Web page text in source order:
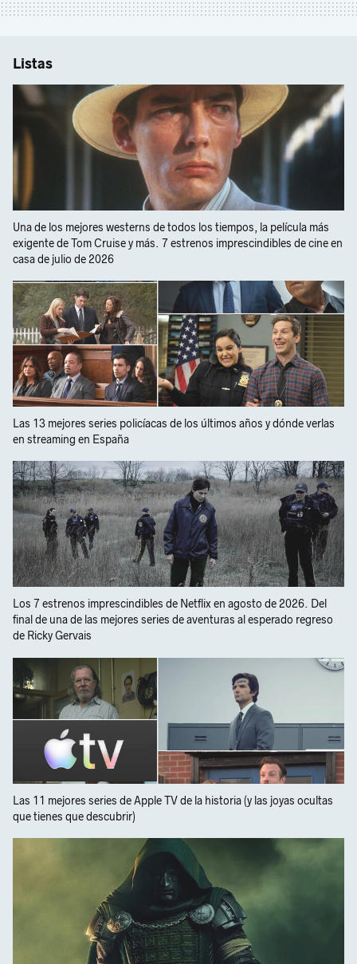
Listas
Una de los mejores westerns de todos los tiempos, la película más
exigente de Tom Cruise y más. 7 estrenos imprescindibles de cine en
casa de julio de 2026
Las 13 mejores series policíacas de los últimos años y dónde verlas
en streaming en España
Los 7 estrenos imprescindibles de Netflix en agosto de 2026. Del
final de una de las mejores series de aventuras al esperado regreso
de Ricky Gervais
Las 11 mejores series de Apple TV de la historia (y las joyas ocultas
que tienes que descubrir)